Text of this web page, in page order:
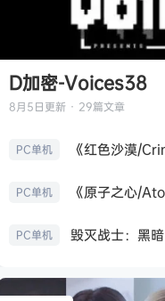
D加密-Voices38
8月5日更新 · 29篇文章
PC单机 《红色沙漠/
PC单机 《原子之心/
PC单机